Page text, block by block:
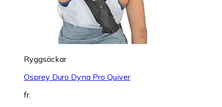
Ryggsäckar
Osprey Duro Dyna Pro Quiver
fr.